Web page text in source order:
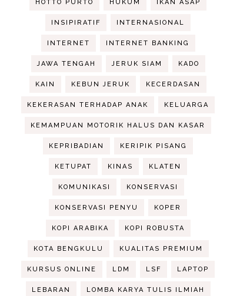
HOTTO PURTO HUKUM IKAN ASAP
INSIPIRATIF INTERNASIONAL
INTERNET INTERNET BANKING
JAWA TENGAH JERUK SIAM KADO
KAIN KEBUN JERUK KECERDASAN
KEKERASAN TERHADAP ANAK KELUARGA
KEMAMPUAN MOTORIK HALUS DAN KASAR
KEPRIBADIAN KERIPIK PISANG
KETUPAT KINAS KLATEN
KOMUNIKASI KONSERVASI
KONSERVASI PENYU KOPER
KOPI ARABIKA KOPI ROBUSTA
KOTA BENGKULU KUALITAS PREMIUM
KURSUS ONLINE LDM LSF LAPTOP
LEBARAN LOMBA KARYA TULIS ILMIAH